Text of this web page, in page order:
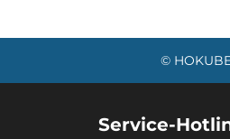
©
Service-